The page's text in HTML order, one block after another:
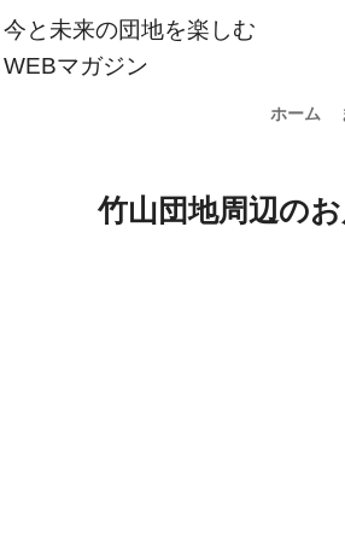
今と未来の団地を楽しむ
WEBマガジン
ホーム
竹山団地周辺の